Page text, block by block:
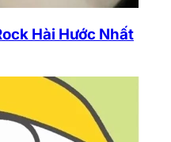
Hài Hước Nhất